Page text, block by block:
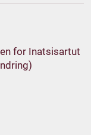
for Inatsisartut